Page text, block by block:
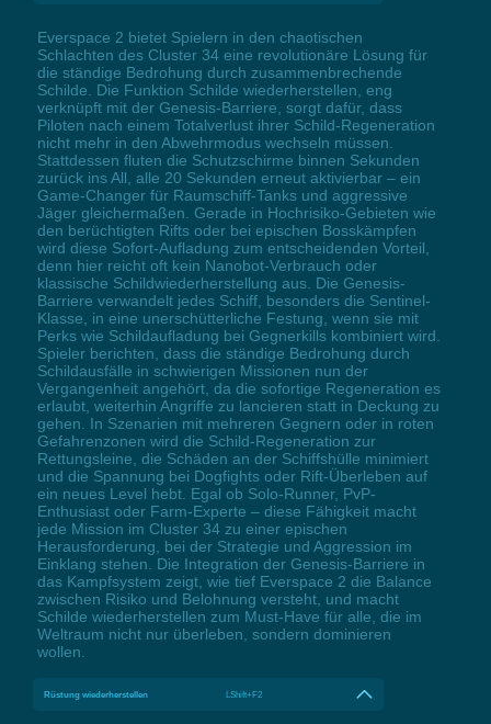
Everspace 2 bietet Spielern in den chaotischen
Schlachten des Cluster 34 eine revolutionäre Lösung für
die ständige Bedrohung durch zusammenbrechende
Schilde. Die Funktion Schilde wiederherstellen, eng
verknüpft mit der Genesis-Barriere, sorgt dafür, dass
Piloten nach einem Totalverlust ihrer Schild-Regeneration
nicht mehr in den Abwehrmodus wechseln müssen.
Stattdessen fluten die Schutzschirme binnen Sekunden
zurück ins All, alle 20 Sekunden erneut aktivierbar – ein
Game-Changer für Raumschiff-Tanks und aggressive
Jäger gleichermaßen. Gerade in Hochrisiko-Gebieten wie
den berüchtigten Rifts oder bei epischen Bosskämpfen
wird diese Sofort-Aufladung zum entscheidenden Vorteil,
denn hier reicht oft kein Nanobot-Verbrauch oder
klassische Schildwiederherstellung aus. Die Genesis-
Barriere verwandelt jedes Schiff, besonders die Sentinel-
Klasse, in eine unerschütterliche Festung, wenn sie mit
Perks wie Schildaufladung bei Gegnerkills kombiniert wird.
Spieler berichten, dass die ständige Bedrohung durch
Schildausfälle in schwierigen Missionen nun der
Vergangenheit angehört, da die sofortige Regeneration es
erlaubt, weiterhin Angriffe zu lancieren statt in Deckung zu
gehen. In Szenarien mit mehreren Gegnern oder in roten
Gefahrenzonen wird die Schild-Regeneration zur
Rettungsleine, die Schäden an der Schiffshülle minimiert
und die Spannung bei Dogfights oder Rift-Überleben auf
ein neues Level hebt. Egal ob Solo-Runner, PvP-
Enthusiast oder Farm-Experte – diese Fähigkeit macht
jede Mission im Cluster 34 zu einer epischen
Herausforderung, bei der Strategie und Aggression im
Einklang stehen. Die Integration der Genesis-Barriere in
das Kampfsystem zeigt, wie tief Everspace 2 die Balance
zwischen Risiko und Belohnung versteht, und macht
Schilde wiederherstellen zum Must-Have für alle, die im
Weltraum nicht nur überleben, sondern dominieren
wollen.
Rüstung wiederherstellen LShift+F2